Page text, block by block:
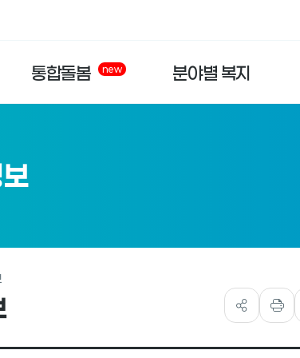
통합돌봄 new 분야별 복지